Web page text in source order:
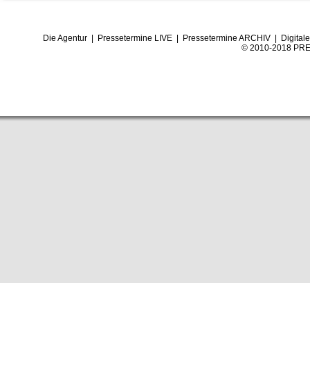
Die Agentur| Pressetermine LIVE| Pressetermine ARCHIV|
© 2010-2018